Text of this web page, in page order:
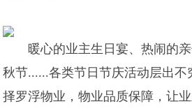
暖心的业主生日宴、热闹的
秋节......各类节日节庆活动层出
择罗浮物业，物业品质保障，让